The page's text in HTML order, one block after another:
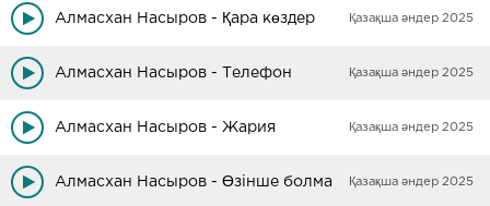
Алмасхан Насыров - Қара көздер Қазақша әндер 2025
Алмасхан Насыров - Телефон Қазақша әндер 2025
Алмасхан Насыров - Жария Қазақша әндер 2025
Алмасхан Насыров - Өзінше болма Қазақша әндер 2025